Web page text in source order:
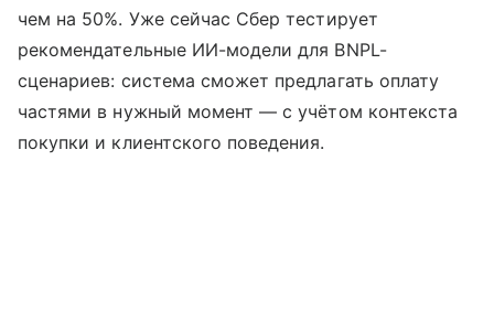
чем на 50%. Уже сейчас Сбер тестирует
рекомендательные ИИ-модели для BNPL-
сценариев: система сможет предлагать оплату
частями в нужный момент — с учётом контекста
покупки и клиентского поведения.